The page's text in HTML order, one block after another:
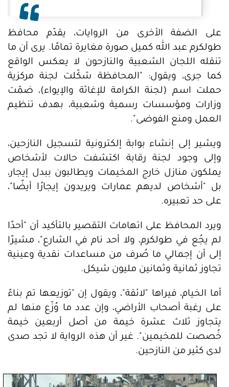
على الضفة الأخرى من الروايات، يقدّم محافظ
طولكرم عبد الله كميل صورة مغايرة تمامًا. يرى أن ما
تنقله اللجان الشعبية والنازحون لا يعكس الواقع
كما جرى، ويقول: "المحافظة شكّلت لجنة مركزية
حملت اسم (لجنة الكرامة للإغاثة والإيواء)، ضمّت
وزارات ومؤسسات رسمية وشعبية، بهدف تنظيم
العمل ومنع الفوضى".
ويشير إلى إنشاء بوابة إلكترونية لتسجيل النازحين،
وإلى وجود لجنة رقابة اكتشفت حالات لأشخاص
يملكون منازل خارج المخيمات ويطالبون ببدل إيجار،
بل "أشخاص لديهم عمارات ويريدون إيجارًا أيضًا"،
على حد تعبيره.
ويرد المحافظ على اتهامات التقصير بالتأكيد أن "أحدًا
لم يجُع في طولكرم، ولا أحد نام في الشارع"، مشيرًا
إلى أن إجمالي ما صُرف من مساعدات نقدية وعينية
تجاوز ثمانية وثمانين مليون شيكل.
أما الخيام، فيراها "لائقة"، ويقول إن "توزيعها تم بناءً
على رغبة أصحاب الأراضي، وإن عدد ما وُزّع منها لم
يتجاوز ثلاث عشرة خيمة من أصل أربعين خيمة
خُصصت للمخيمين". غير أن هذه الرواية لا تجد صدى
لدى كثير من النازحين.